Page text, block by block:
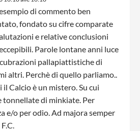
di commento ben
fondato su cifre comparate
e relative conclusioni
Parole lontane anni luce
pallapiattistiche di
altri. Perchè di quello parliamo..
il Calcio è un mistero. Su cui
tonnellate di minkiate. Per
e/o per odio. Ad majora semper